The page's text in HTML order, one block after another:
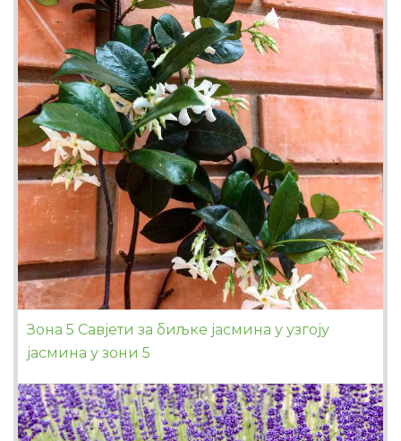
Зона 5 Савјети за биљке јасмина у узгоју
јасмина у зони 5